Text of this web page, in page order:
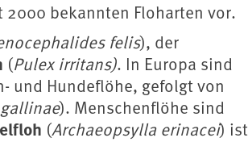
bekannten Floharten vor.
felis), der
(Pulex irritans). In Europa sind
und Hundeflöhe, gefolgt von
). Menschenflöhe sind
(Archaeopsylla erinacei) ist